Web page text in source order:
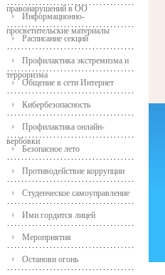
правонарушений в ОО
Информационно-
просветительские материалы
Расписание секций
Профилактика экстремизма и
терроризма
Общение в сети Интернет
Кибербезопасность
Профилактика онлайн-
вербовки
Безопасное лето
Противодействие коррупции
Студенческое самоуправление
Ими гордится лицей
Мероприятия
Останови огонь